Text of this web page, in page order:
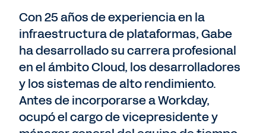
Con 25 años de experiencia en la
infraestructura de plataformas, Gabe
ha desarrollado su carrera profesional
en el ámbito Cloud, los desarrolladores
y los sistemas de alto rendimiento.
Antes de incorporarse a Workday,
ocupó el cargo de vicepresidente y